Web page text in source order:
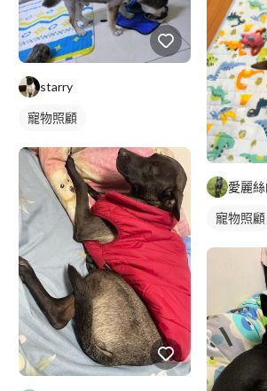
starry
寵物照顧
愛麗
寵物照顧